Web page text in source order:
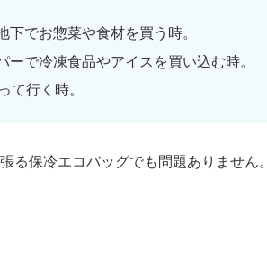
下でお惣菜や食材を買う時。
ーで冷凍食品やアイスを買い込む時。
て行く時。
る保冷エコバッグでも問題ありません。